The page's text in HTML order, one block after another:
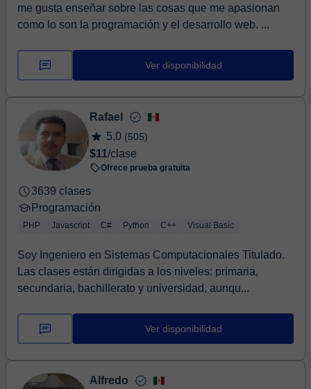
me gusta enseñar sobre las cosas que me apasionan
como lo son la programación y el desarrollo web. ...
Ver disponibilidad
Rafael
5,0 (505)
$11/clase
Ofrece prueba gratuita
3639 clases
Programación
PHP Javascript C# Python C++ Visual Basic
Soy Ingeniero en Sistemas Computacionales Titulado.
Las clases están dirigidas a los niveles: primaria,
secundaria, bachillerato y universidad, aunqu...
Ver disponibilidad
Alfredo